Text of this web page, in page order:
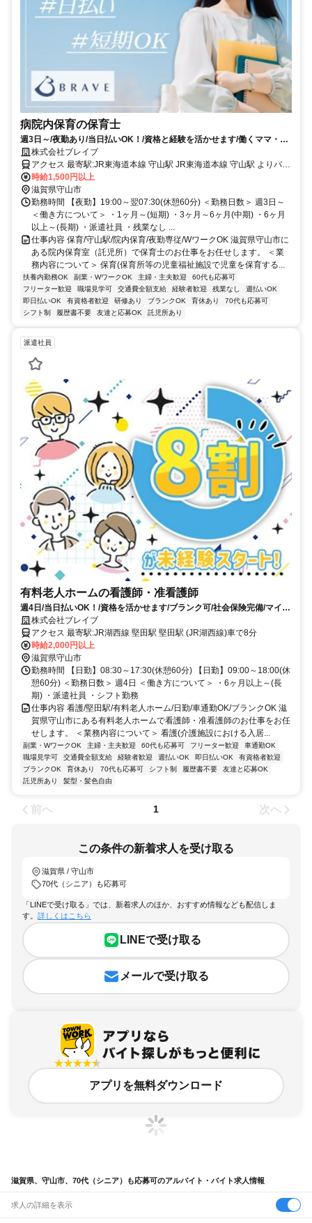
病院内保育の保育士
週3日～/夜勤あり/当日払いOK！/資格と経験を活かせます/働くママ・パ
パ活躍中/託児所あり/マイナビグループ
株式会社ブレイブ
アクセス 最寄駅:JR東海道本線 守山駅 JR東海道本線 守山駅 よりバス
で10分 ※車通勤可能、無料駐車場完備
時給1,500円以上
滋賀県守山市
勤務時間 【夜勤】19:00～翌07:30(休憩60分) ＜勤務日数＞ 週3日～
＜働き方について＞ ・1ヶ月～(短期) ・3ヶ月～6ヶ月(中期) ・6ヶ月
以上～(長期) ・派遣社員 ・残業なし ...
仕事内容 保育/守山駅/院内保育/夜勤専従/WワークOK 滋賀県守山市に
ある院内保育室（託児所）で保育士のお仕事をお任せします。 ＜業
務内容について＞ 保育(保育所等の児童福祉施設で児童を保育する...
扶養内勤務OK 副業・WワークOK 主婦・主夫歓迎
60代も応募可
フリーター歓迎
職場見学可 交通費全額支給 経験者歓迎 残業なし
週払いOK
即日払いOK
有資格者歓迎 研修あり ブランクOK 育休あり
70代も応募可
シフト制
履歴書不要 友達と応募OK 託児所あり
派遣社員
有料老人ホームの看護師・准看護師
週4日/当日払いOK！/資格を活かせます/ブランク可/社会保険完備/マイナ
ビグループ
株式会社ブレイブ
アクセス 最寄駅:JR湖西線 堅田駅 堅田駅 (JR湖西線)車で8分
時給2,000円以上
滋賀県守山市
勤務時間 【日勤】08:30～17:30(休憩60分) 【日勤】09:00～18:00(休
憩60分) ＜勤務日数＞ 週4日 ＜働き方について＞ ・6ヶ月以上～(長
期) ・派遣社員 ・シフト勤務
仕事内容 看護/堅田駅/有料老人ホーム/日勤/車通勤OK/ブランクOK 滋
賀県守山市にある有料老人ホームで看護師・准看護師のお仕事をお任
せします。 ＜業務内容について＞ 看護(介護施設における入居...
副業・WワークOK 主婦・主夫歓迎 60代も応募可 フリーター歓迎
車通勤OK
職場見学可
交通費全額支給 経験者歓迎 週払いOK 即日払いOK
有資格者歓迎
ブランクOK
育休あり 70代も応募可 シフト制 履歴書不要
友達と応募OK
託児所あり
髪型・髪色自由
前へ 1 次へ
この条件の新着求人を受け取る
滋賀県 / 守山市
70代（シニア）も応募可
「LINEで受け取る」では、新着求人のほか、おすすめ情報なども配信しま
す。 詳しくはこちら
LINEで受け取る
メールで受け取る
アプリを無料ダウンロード
滋賀県、守山市、70代（シニア）も応募可のアルバイト・バイト求人情報
求人の詳細を表示